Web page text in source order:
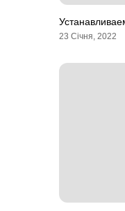
23 Січня, 2022